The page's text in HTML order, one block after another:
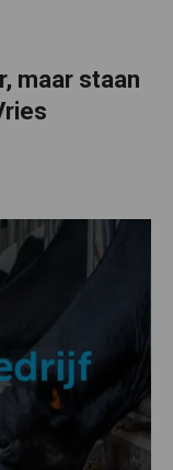
maar staan